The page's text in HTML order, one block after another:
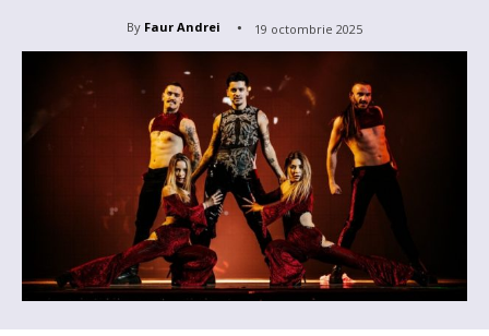
By Faur Andrei 19 octombrie 2025